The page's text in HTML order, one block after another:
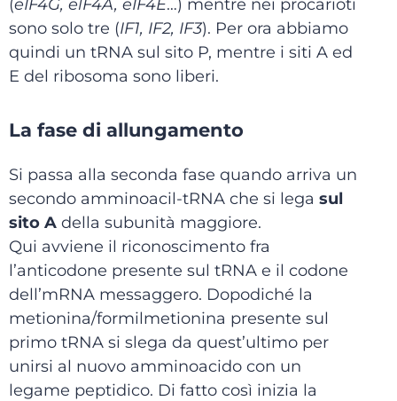
(eIF4G, elF4A, eIF4E…) mentre nei procarioti
sono solo tre (IF1, IF2, IF3). Per ora abbiamo
quindi un tRNA sul sito P, mentre i siti A ed
E del ribosoma sono liberi.
La fase di allungamento
Si passa alla seconda fase quando arriva un
secondo amminoacil-tRNA che si lega sul
sito A della subunità maggiore.
Qui avviene il riconoscimento fra
l’anticodone presente sul tRNA e il codone
dell’mRNA messaggero. Dopodiché la
metionina/formilmetionina presente sul
primo tRNA si slega da quest’ultimo per
unirsi al nuovo amminoacido con un
legame peptidico. Di fatto così inizia la